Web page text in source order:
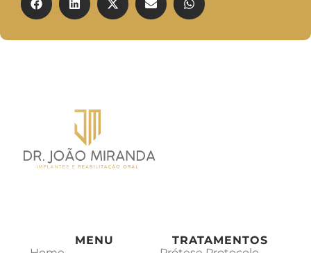
MENU
TRATAMENTOS